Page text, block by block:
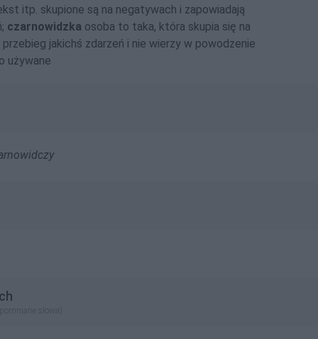
itp. skupione są na negatywach i zapowiadają
czarnowidzka osoba to taka, która skupia się na
jakichś zdarzeń i nie wierzy w powodzenie
używane
słowa)